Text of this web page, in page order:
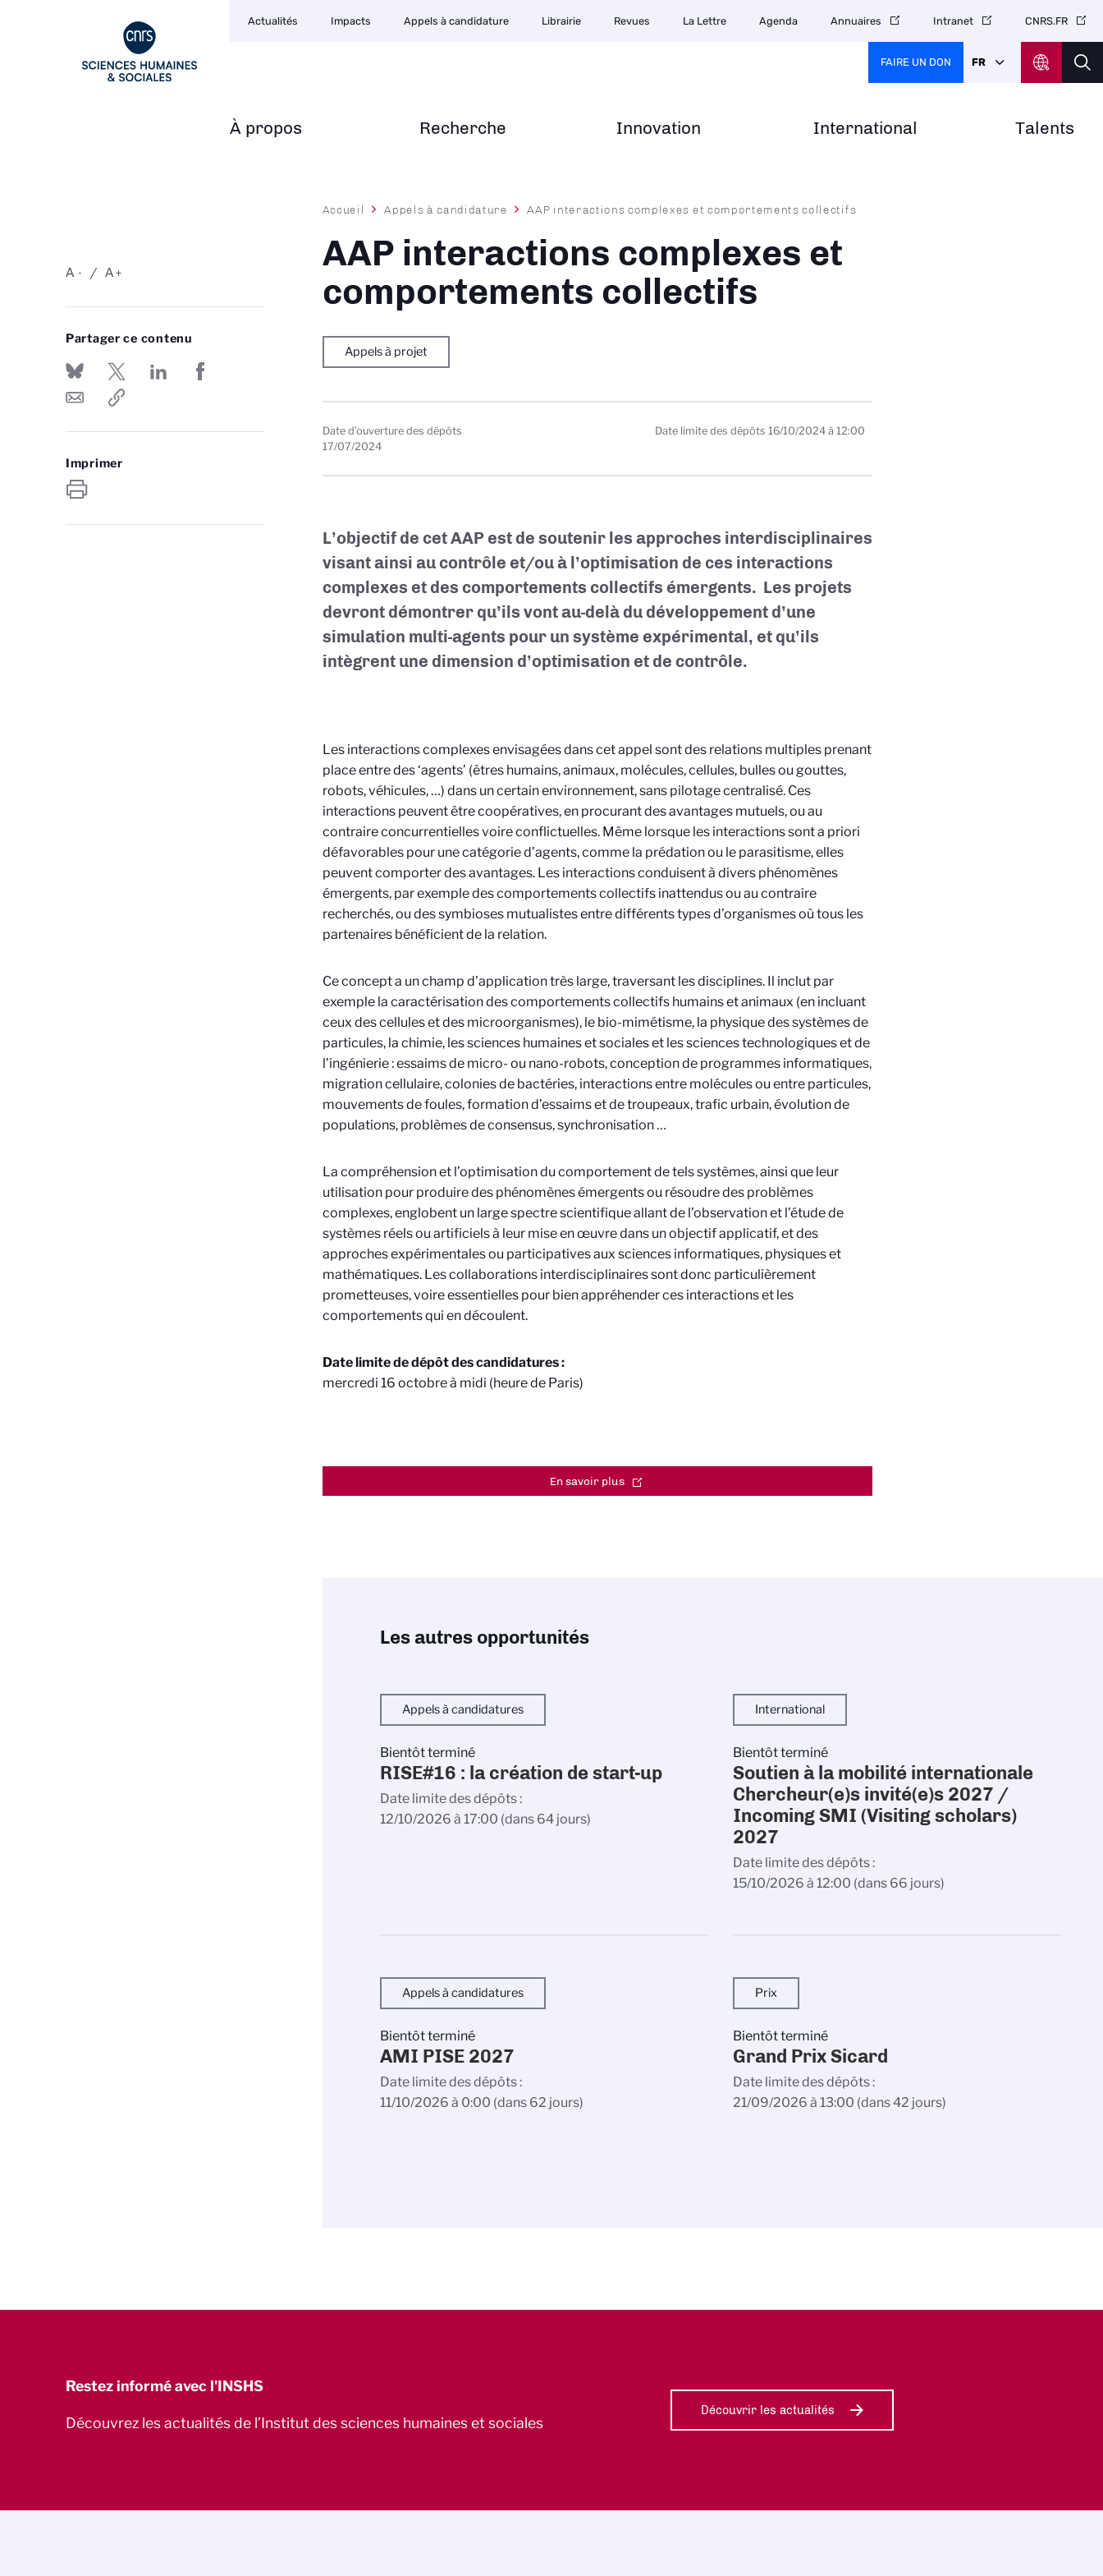
Navigation
À propos Recherche Innovation International Talents
secondaire
Actualités Impacts Appels à candidature Librairie Revues La Lettre Agenda Annuaires Intranet CNRS.FR
FAIRE UN DON FR
-
A +
A
Partager ce contenu
Imprimer
Fil
Accueil Appels à candidature AAP interactions complexes et comportements collectifs
AAP interactions complexes et
comportements collectifs
Appels à projet
Date d’ouverture des dépôts
17/07/2024
Date limite des dépôts 16/10/2024 à 12:00
L’objectif de cet AAP est de soutenir les approches interdisciplinaires
visant ainsi au contrôle et/ou à l’optimisation de ces interactions
complexes et des comportements collectifs émergents. Les projets
devront démontrer qu’ils vont au-delà du développement d’une
simulation multi-agents pour un système expérimental, et qu’ils
intègrent une dimension d’optimisation et de contrôle.
Les interactions complexes envisagées dans cet appel sont des relations multiples prenant
place entre des ‘agents’ (êtres humains, animaux, molécules, cellules, bulles ou gouttes,
robots, véhicules, …) dans un certain environnement, sans pilotage centralisé. Ces
interactions peuvent être coopératives, en procurant des avantages mutuels, ou au
contraire concurrentielles voire conflictuelles. Même lorsque les interactions sont a priori
défavorables pour une catégorie d’agents, comme la prédation ou le parasitisme, elles
peuvent comporter des avantages. Les interactions conduisent à divers phénomènes
émergents, par exemple des comportements collectifs inattendus ou au contraire
recherchés, ou des symbioses mutualistes entre différents types d’organismes où tous les
partenaires bénéficient de la relation.
Ce concept a un champ d’application très large, traversant les disciplines. Il inclut par
exemple la caractérisation des comportements collectifs humains et animaux (en incluant
ceux des cellules et des microorganismes), le bio-mimétisme, la physique des systèmes de
particules, la chimie, les sciences humaines et sociales et les sciences technologiques et de
l’ingénierie : essaims de micro- ou nano-robots, conception de programmes informatiques,
migration cellulaire, colonies de bactéries, interactions entre molécules ou entre particules,
mouvements de foules, formation d’essaims et de troupeaux, trafic urbain, évolution de
populations, problèmes de consensus, synchronisation …
La compréhension et l’optimisation du comportement de tels systèmes, ainsi que leur
utilisation pour produire des phénomènes émergents ou résoudre des problèmes
complexes, englobent un large spectre scientifique allant de l’observation et l’étude de
systèmes réels ou artificiels à leur mise en œuvre dans un objectif applicatif, et des
approches expérimentales ou participatives aux sciences informatiques, physiques et
mathématiques. Les collaborations interdisciplinaires sont donc particulièrement
prometteuses, voire essentielles pour bien appréhender ces interactions et les
comportements qui en découlent.
Date limite de dépôt des candidatures :
mercredi 16 octobre à midi (heure de Paris)
En savoir plus
Les autres opportunités
Appels à candidatures
Bientôt terminé
RISE#16 : la création de start-up
Date limite des dépôts
12/10/2026 à 17:00 (dans 64 jours)
International
Bientôt terminé
Soutien à la mobilité internationale
Chercheur(e)s invité(e)s 2027 /
Incoming SMI (Visiting scholars)
2027
Date limite des dépôts
15/10/2026 à 12:00 (dans 66 jours)
Appels à candidatures
Bientôt terminé
AMI PISE 2027
Date limite des dépôts
11/10/2026 à 0:00 (dans 62 jours)
Prix
Bientôt terminé
Grand Prix Sicard
Date limite des dépôts
21/09/2026 à 13:00 (dans 42 jours)
Restez informé avec l'INSHS
Découvrez les actualités de l’Institut des sciences humaines et sociales
Découvrir les actualités